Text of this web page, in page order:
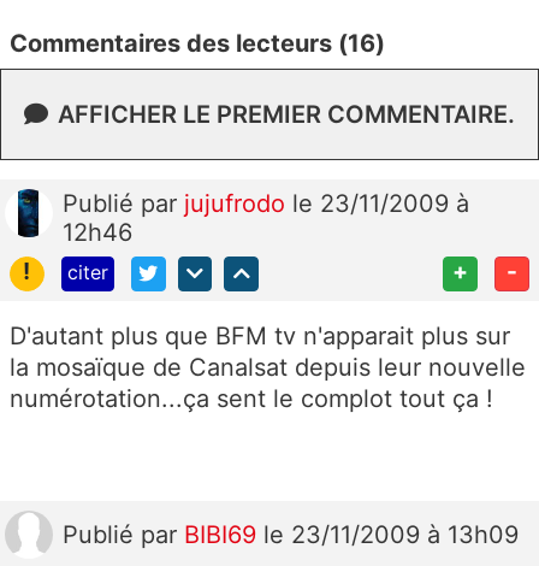
Commentaires des lecteurs (16)
AFFICHER LE PREMIER COMMENTAIRE.
Publié par jujufrodo le 23/11/2009 à
12h46
!
citer + -
D'autant plus que BFM tv n'apparait plus sur
la mosaïque de Canalsat depuis leur nouvelle
numérotation...ça sent le complot tout ça !
Publié par BIBI69 le 23/11/2009 à 13h09